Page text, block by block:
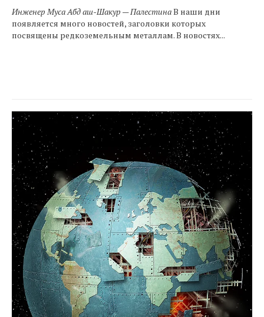
Инженер Муса Абд аш-Шакур — ПалестинаВ наши дни
появляется много новостей, заголовки которых
посвящены редкоземельным металлам. В новостях...